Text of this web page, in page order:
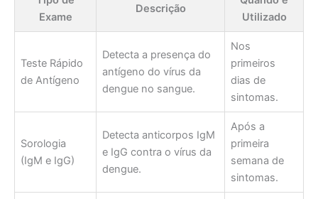
Exame
Descrição
Utilizado
Teste Rápido
de Antígeno
Detecta a presença do
antígeno do vírus da
dengue no sangue.
Nos
primeiros
dias de
sintomas.
Sorologia
(IgM e IgG)
Detecta anticorpos IgM
e IgG contra o vírus da
dengue.
Após a
primeira
semana de
sintomas.